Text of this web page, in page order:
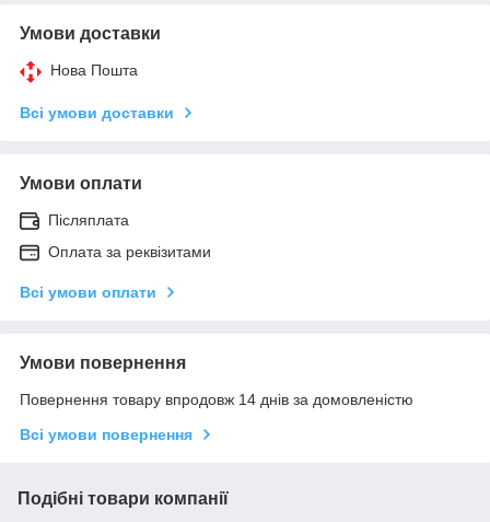
Умови доставки
Нова Пошта
Всі умови доставки
Умови оплати
Післяплата
Оплата за реквізитами
Всі умови оплати
Умови повернення
Повернення товару впродовж 14 днів за домовленістю
Всі умови повернення
Подібні товари компанії